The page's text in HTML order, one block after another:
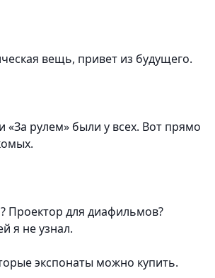
вещь, привет из будущего.
«За рулем» были у всех. Вот прямо
Проектор для диафильмов?
я не узнал.
экспонаты можно купить.